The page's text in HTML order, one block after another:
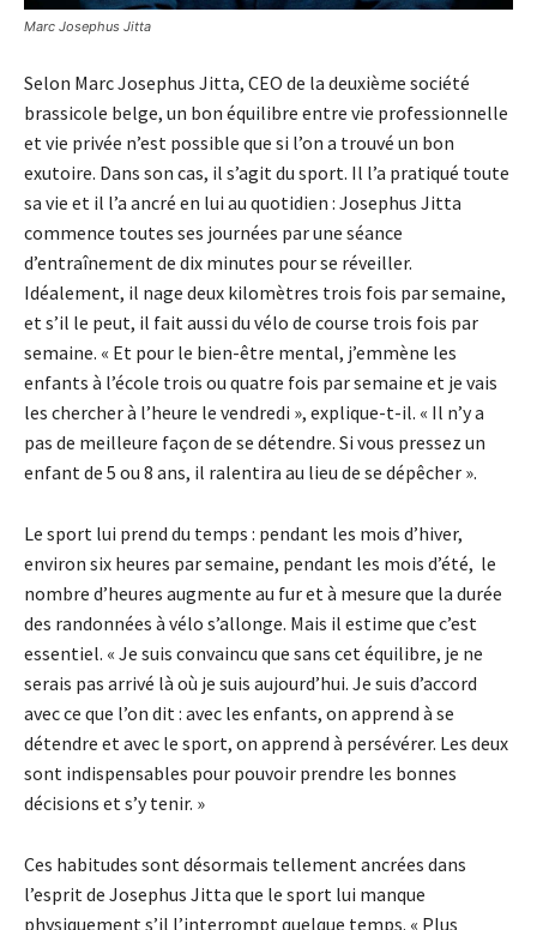
Marc Josephus Jitta
Selon Marc Josephus Jitta, CEO de la deuxième société
brassicole belge, un bon équilibre entre vie professionnelle
et vie privée n’est possible que si l’on a trouvé un bon
exutoire. Dans son cas, il s’agit du sport. Il l’a pratiqué toute
sa vie et il l’a ancré en lui au quotidien : Josephus Jitta
commence toutes ses journées par une séance
d’entraînement de dix minutes pour se réveiller.
Idéalement, il nage deux kilomètres trois fois par semaine,
et s’il le peut, il fait aussi du vélo de course trois fois par
semaine. « Et pour le bien-être mental, j’emmène les
enfants à l’école trois ou quatre fois par semaine et je vais
les chercher à l’heure le vendredi », explique-t-il. « Il n’y a
pas de meilleure façon de se détendre. Si vous pressez un
enfant de 5 ou 8 ans, il ralentira au lieu de se dépêcher ».
Le sport lui prend du temps : pendant les mois d’hiver,
environ six heures par semaine, pendant les mois d’été, le
nombre d’heures augmente au fur et à mesure que la durée
des randonnées à vélo s’allonge. Mais il estime que c’est
essentiel. « Je suis convaincu que sans cet équilibre, je ne
serais pas arrivé là où je suis aujourd’hui. Je suis d’accord
avec ce que l’on dit : avec les enfants, on apprend à se
détendre et avec le sport, on apprend à persévérer. Les deux
sont indispensables pour pouvoir prendre les bonnes
décisions et s’y tenir. »
Ces habitudes sont désormais tellement ancrées dans
l’esprit de Josephus Jitta que le sport lui manque
physiquement s’il l’interrompt quelque temps. « Plus